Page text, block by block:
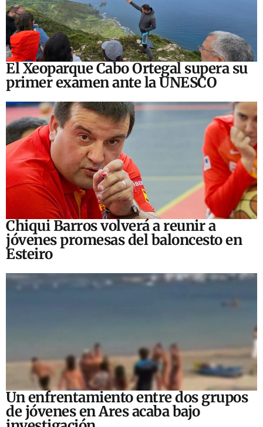
El Xeoparque Cabo Ortegal supera su
primer examen ante la UNESCO
Chiqui Barros volverá a reunir a
jóvenes promesas del baloncesto en
Esteiro
Un enfrentamiento entre dos grupos
de jóvenes en Ares acaba bajo